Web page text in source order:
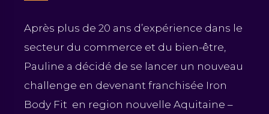
Après plus de 20 ans d’expérience dans le
secteur du commerce et du bien-être,
Pauline a décidé de se lancer un nouveau
challenge en devenant franchisée Iron
Body Fit en region nouvelle Aquitaine –